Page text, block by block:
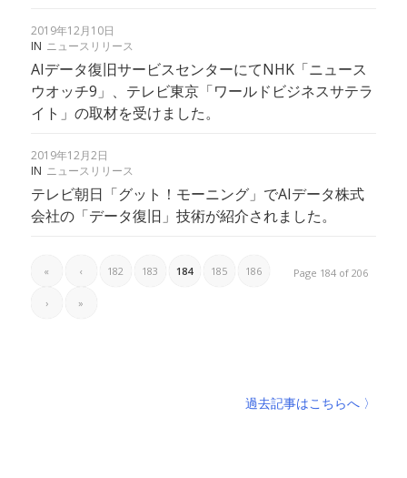
2019年12月10日
IN ニュースリリース
AIデータ復旧サービスセンターにてNHK「ニュース
ウオッチ9」、テレビ東京「ワールドビジネスサテラ
イト」の取材を受けました。
2019年12月2日
IN ニュースリリース
テレビ朝日「グット！モーニング」でAIデータ株式
会社の「データ復旧」技術が紹介されました。
Page 184 of 206
« ‹ 182 183 184 185 186
› »
過去記事はこちらへ 〉